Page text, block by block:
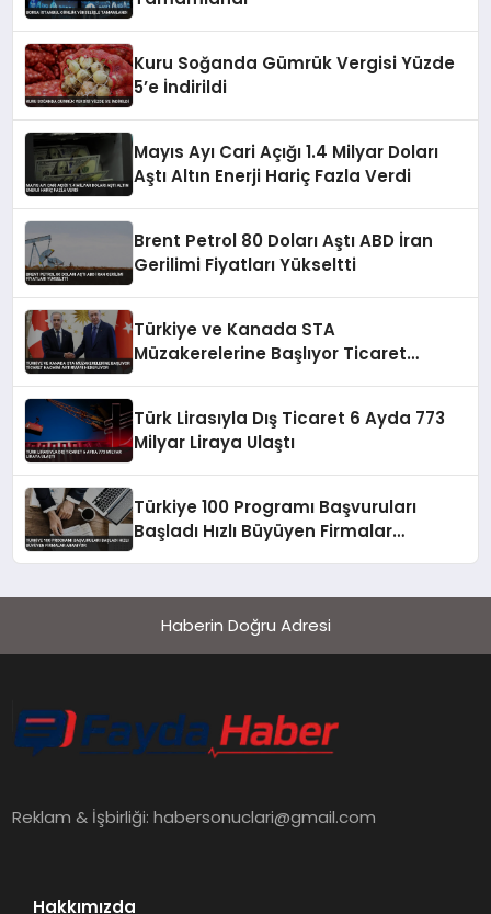
Kuru Soğanda Gümrük Vergisi Yüzde
5’e İndirildi
Mayıs Ayı Cari Açığı 1.4 Milyar Doları
Aştı Altın Enerji Hariç Fazla Verdi
Brent Petrol 80 Doları Aştı ABD İran
Gerilimi Fiyatları Yükseltti
Türkiye ve Kanada STA
Müzakerelerine Başlıyor Ticaret
Türk Lirasıyla Dış Ticaret 6 Ayda 773
Milyar Liraya Ulaştı
Türkiye 100 Programı Başvuruları
Başladı Hızlı Büyüyen Firmalar
Haberin Doğru Adresi
Reklam & İşbirliği:habersonuclari@gmail.com
Hakkımızda